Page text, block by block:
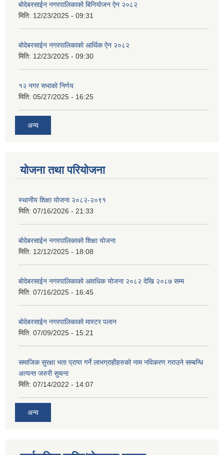
बोदेबरसाईन नगरपालिकाको बिनियोजन ऐन २०८२
मिति: 12/23/2025 - 09:31
बोदेबरसाईन नगरपालिकाको आर्थिक ऐन २०८२
मिति: 12/23/2025 - 09:30
१२ नगर सभाको निर्णय
मिति: 05/27/2025 - 16:25
अन्य
योजना तथा परियोजना
स्थानीय शिक्षा योजना २०८२-२०९१
मिति: 07/16/2026 - 21:33
बोदेबरसाईन नगरपालिकाको शिक्षा योजना
मिति: 12/12/2025 - 18:08
बोदेबरसाईन नगरपालिकाको आवधिक योजना २०८२ देखि २०८७ सम्म
मिति: 07/16/2025 - 16:45
बोदेबरसाईन नगरपालिकाको मास्टर पलान
मिति: 07/09/2025 - 15:21
समाजिक सुरक्षा भता प्राप्त गर्ने लाभग्राहीहरुको नाम नविकरण गराउने सम्बन्धि
अत्यन्त जरुरी सुचना
मिति: 07/14/2022 - 14:07
अन्य